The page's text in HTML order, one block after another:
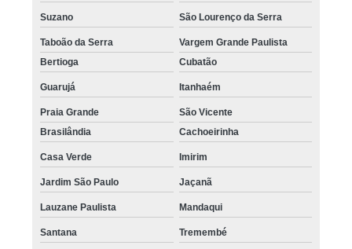
Suzano São Lourenço da Serra
Taboão da Serra
Vargem Grande Paulista
Bertioga
Cubatão
Guarujá Itanhaém
Praia Grande
São Vicente
Brasilândia
Cachoeirinha
Casa Verde Imirim
Jardim São Paulo Jaçanã
Lauzane Paulista Mandaqui
Santana Tremembé